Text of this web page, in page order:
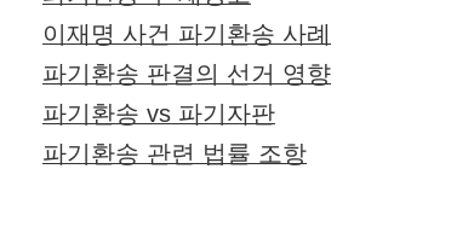
이재명 사건 파기환송 사례
파기환송 판결의 선거 영향
파기환송 vs 파기자판
파기환송 관련 법률 조항